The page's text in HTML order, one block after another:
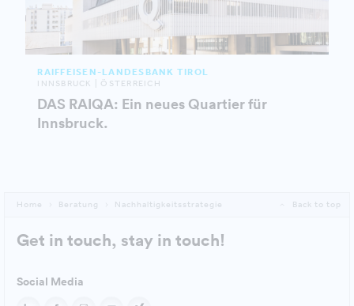
RAIFFEISEN-LANDESBANK TIROL
INNSBRUCK | ÖSTERREICH
DAS RAIQA: Ein neues Quartier für
Innsbruck.
Home Beratung Nachhaltigkeitsstrategie Back to top
Get in touch, stay in touch!
Social Media